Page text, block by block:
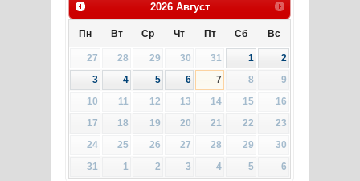
2026 Август
Пн Вт Ср Чт Пт Сб Вс
27 28 29 30 31 1
2
3
4 5 6 7 8
9
10
11 12 13 14 15
16
17
18 19 20 21 22
23
24
25 26 27 28 29
30
31
1 2 3 4 5 6